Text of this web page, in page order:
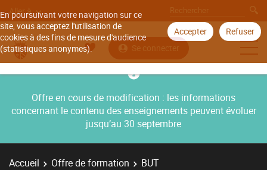
En poursuivant votre navigation sur ce
site, vous acceptez l'utilisation de
cookies à des fins de mesure d'audience
(statistiques anonymes).
Accepter Refuser
Aller à
Se connecter
Offre en cours de modification : les informations
concernant le contenu des enseignements peuvent évoluer
jusqu’au 30 septembre
Accueil Offre de formation
BUT